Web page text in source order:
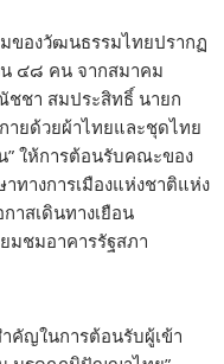
ของวัฒนธรรมไทยปรากฏ
น ๔๘ คน จากสมาคม
ชชา สมประสิทธิ์ นายก
ายด้วยผ้าไทยและชุดไทย
ให้การต้อนรับคณะของ
ทางการเมืองแห่งชาติแห่ง
าสเดินทางเยือน
มชมอาคารรัฐสภา
คัญในการต้อนรับผู้เข้า